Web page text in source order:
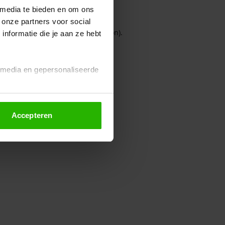
te bieden en om ons
partners voor social
die je aan ze hebt
en gepersonaliseerde
altijd wijzigen of
Accepteren
console for more information).